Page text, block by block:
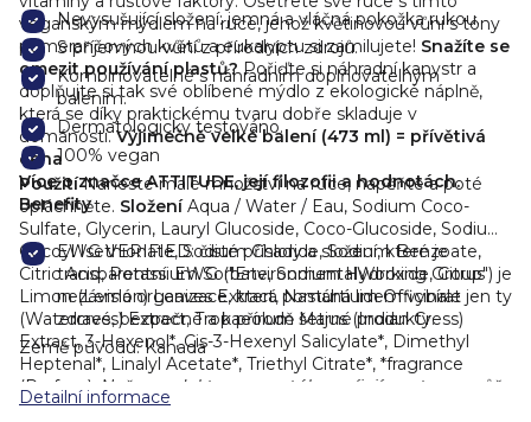
veganským mýdlem na ruce, jehož květinovou vůni s tóny
pomerančových květů a eukalyptu si zamilujete! Snažíte se
omezit používání plastů?Pořiďte si náhradní kanystr a
doplňujte si tak své oblíbené mýdlo z ekologické náplně,
která se díky praktickému tvaru dobře skladuje v
dománosti. Výjimečně velké balení (473 ml) = přívětivá
cena
Více o značce ATTITUDE, její filozofii a hodnotách.
Benefity
Nevysušující složení: jemná a vláčná pokožka rukou.
S příjemnou vůní z přírodních zdrojů.
Kombinovatelné s náhradním doplňovatelným
balením.
Dermatologicky testováno.
100% vegan
Použití Naneste malé množství na ruce, napěňte a poté
opláchněte. Složení Aqua / Water / Eau, Sodium Coco-
Sulfate, Glycerin, Lauryl Glucoside, Coco-Glucoside, Sodium
Cocoyl Isethionate, Sodium Chloride, Sodium Benzoate,
Citric Acid, Potassium Sorbate, Sodium Hydroxide, Citrus
Limon (Lemon) Leaves Extract, Nasturtium Officinale
(Watercress) Extract, Tropaeolum Majus (Indian Cress)
Extract, 3-Hexenol*, Cis-3-Hexenyl Salicylate*, Dimethyl
Heptenal*, Linalyl Acetate*, Triethyl Citrate*, *fragrance
(Parfum).
Naše produkty se neustále vyvíjejí, proto se může
v některých případech složení mírně lišit. Nejpřesnější
EWG VERIFIED: čisté přísady a složení, které je
transparentní. EWG ("EnvironmentalWorking Group") je
nezávislá organizace, která pomáhá lidem vybírat jen ty
zdravé, bezpečné a k přírodě šetrné produkty.
Země původu: Kanada
Detailní informace